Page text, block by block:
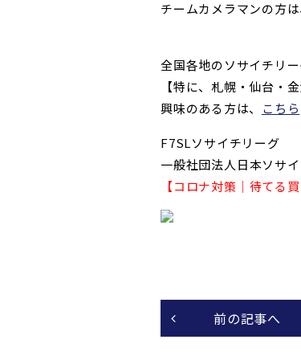
チームカメラマンの方
全国各地のソサイチリ
【特に、札幌・仙台・
興味のある方は、 こちら
F7SLソサイチリーグ
一般社団法人日本ソサ
【コロナ対策｜待てる
前の記事へ